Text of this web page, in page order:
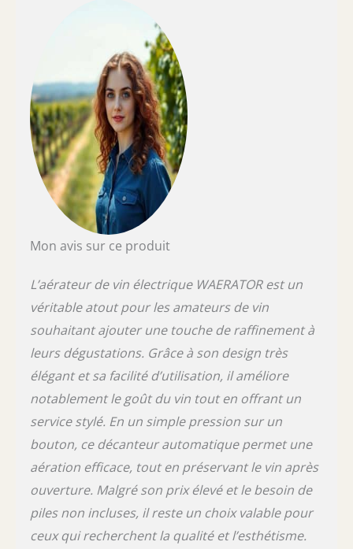
vins restent frais pendant que vous buvez.
Entretien facile et sans effort : faites couler
de l'eau dans l'aérateur avec une seule
pression sur le bouton.
Mon avis sur ce produit
L’aérateur de vin électrique WAERATOR est un
véritable atout pour les amateurs de vin
souhaitant ajouter une touche de raffinement à
leurs dégustations. Grâce à son design très
élégant et sa facilité d’utilisation, il améliore
notablement le goût du vin tout en offrant un
service stylé. En un simple pression sur un
bouton, ce décanteur automatique permet une
aération efficace, tout en préservant le vin après
ouverture. Malgré son prix élevé et le besoin de
piles non incluses, il reste un choix valable pour
ceux qui recherchent la qualité et l’esthétisme.